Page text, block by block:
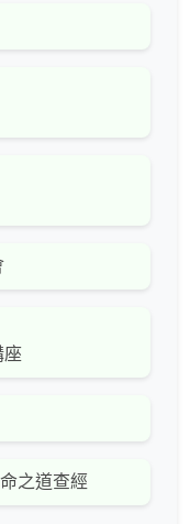
座
之道查經